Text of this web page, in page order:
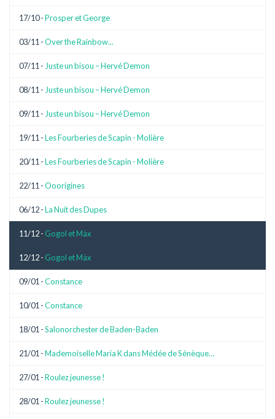
17/10 -Prosper et George
03/11 -Over the Rainbow...
07/11 - Juste un bisou – Hervé Demon
08/11 - Juste un bisou – Hervé Demon
09/11 - Juste un bisou – Hervé Demon
19/11 -Les Fourberies de Scapin - Molière
20/11 -Les Fourberies de Scapin - Molière
22/11 -Ooorigines
06/12 -La Nuit des Dupes
11/12 - Gogol et Mäx
12/12 - Gogol et Mäx
09/01 -Constance
10/01 -Constance
18/01 -Salonorchester de Baden-Baden
21/01 -Mademoiselle Maria K dans Médée de Sénèque…
27/01 -Roulez jeunesse !
28/01 -Roulez jeunesse !